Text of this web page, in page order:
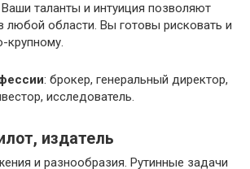
таланты и интуиция позволяют
любой области. Вы готовы рисковать и
крупному.
: брокер, генеральный директор,
исследователь.
издатель
и разнообразия. Рутинные задачи